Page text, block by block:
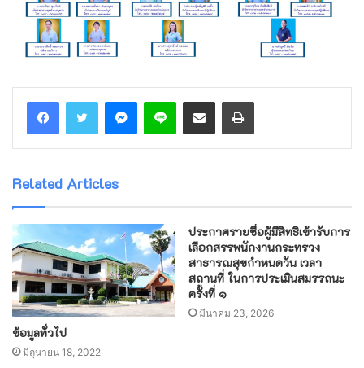
Messenger
Line Share via Email Print
Related Articles
ข้อมูลทั่วไป
มิถุนายน 18, 2022
ประกาศรายชื่อผู้มีสิทธิเข้ารับการ
เลือกสรรพนักงานกระทรวง
สาธารณสุขกำหนดวัน เวลา
สถานที่ ในการประเมินสมรรถนะ
ครั้งที่ ๑
มีนาคม 23, 2026